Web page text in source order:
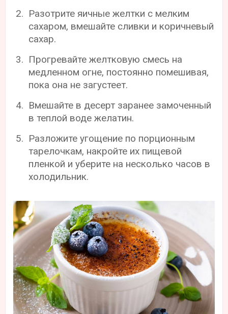
Разотрите яичные желтки с мелким
сахаром, вмешайте сливки и коричневый
сахар.
Прогревайте желтковую смесь на
медленном огне, постоянно помешивая,
пока она не загустеет.
Вмешайте в десерт заранее замоченный
в теплой воде желатин.
Разложите угощение по порционным
тарелочкам, накройте их пищевой
пленкой и уберите на несколько часов в
холодильник.